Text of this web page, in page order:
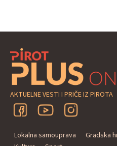
AKTUELNE VESTI I PRIČE IZ PIROTA
Lokalna samouprava Gradska